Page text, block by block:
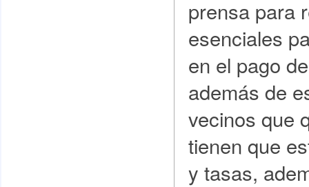
prensa para
esenciales
en el pago
además de
vecinos que
tienen que
y tasas,